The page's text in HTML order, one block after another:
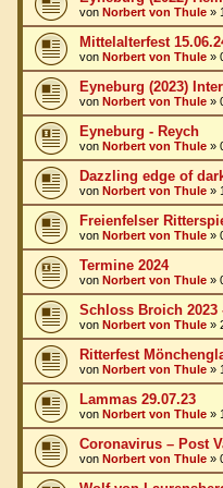
von Norbert von Thule »
Mittelalterfest
von Norbert von Thule »
Eyneburg (2023)
von Norbert von Thule »
Eyneburg - Reych
von Norbert von Thule »
Dazzling edge of
von Norbert von Thule »
Freienfelser
von Norbert von Thule »
Termine 2024
von Norbert von Thule »
Schloss Broich 2023
von Norbert von Thule »
Ritterfest
von Norbert von Thule »
Lammas 29.07.23
von Norbert von Thule »
Coronavirus – Post
von Norbert von Thule »